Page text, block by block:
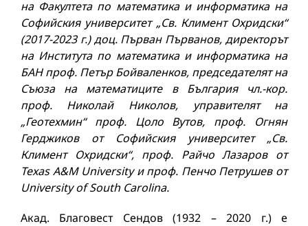
на Факултета по математика и информатика на
Софийския университет „Св. Климент Охридски“
(2017-2023 г.) доц. Първан Първанов, директорът
на Института по математика и информатика на
БАН проф. Петър Бойваленков, председателят на
Съюза на математиците в България чл.-кор.
проф. Николай Николов, управителят на
„Геотехмин“ проф. Цоло Вутов, проф. Огнян
Герджиков от Софийския университет „Св.
Климент Охридски“, проф. Райчо Лазаров от
Texas A&M University и проф. Пенчо Петрушев от
University of South Carolina.
Акад. Благовест Сендов (1932 – 2020 г.) е